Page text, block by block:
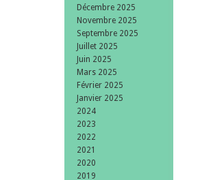
Décembre 2025
Novembre 2025
Septembre 2025
Juillet 2025
Juin 2025
Mars 2025
Février 2025
Janvier 2025
2024
2023
2022
2021
2020
2019